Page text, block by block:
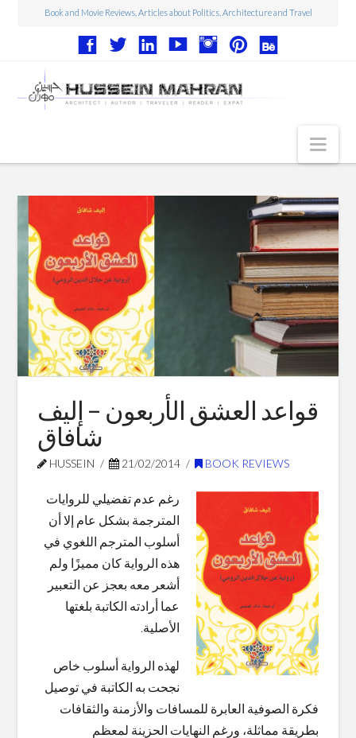
Book and Movie Reviews, Articles about Politics, Architecture and Travel
Book Reviews
Movie Reviews
Architecture
Web Design
Photography
Blog Posts
قواعد العشق الأربعون – إليف
شافاق
HUSSEIN 21/02/2014 BOOK REVIEWS
رغم عدم تفضيلي للروايات
المترجمة بشكل عام إلا أن
أسلوب المترجم اللغوي في
هذه الرواية كان مميزًا ولم
أشعر معه بعجز عن التعبير
عما أرادته الكاتبة بلغتها
الأصلية.
لهذه الرواية أسلوب خاص
نجحت به الكاتبة في توصيل
فكرة الصوفية العابرة للمسافات والأزمنة والثقافات
بطريقة مماثلة، ورغم النهايات الحزينة لمعظم